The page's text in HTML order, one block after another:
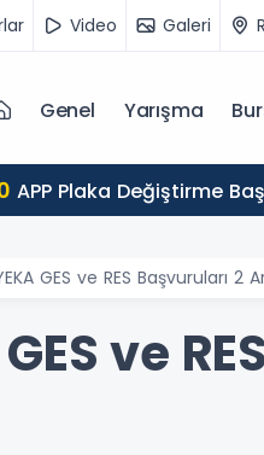
Video Galeri
Genel Yarışma
APP Plaka Değiştirme
GES ve RES Başvuruları 2
ve